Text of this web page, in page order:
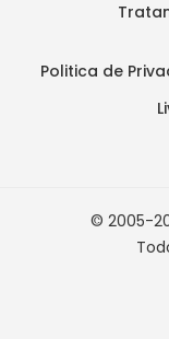
Politica de
© 2005-